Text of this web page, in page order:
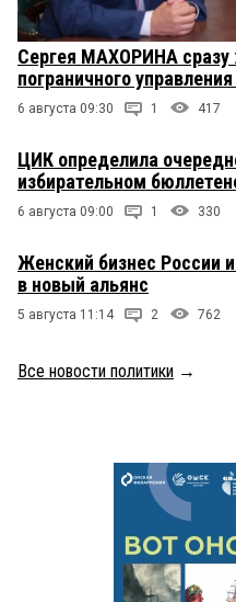
Сергея МАХОРИНА сразу
пограничного
6 августа 09:30 1 417
ЦИК определила
избирательном
6 августа 09:00 1 330
Женский бизнес России
в новый альянс
5 августа 11:14 2 762
Все новости политики →